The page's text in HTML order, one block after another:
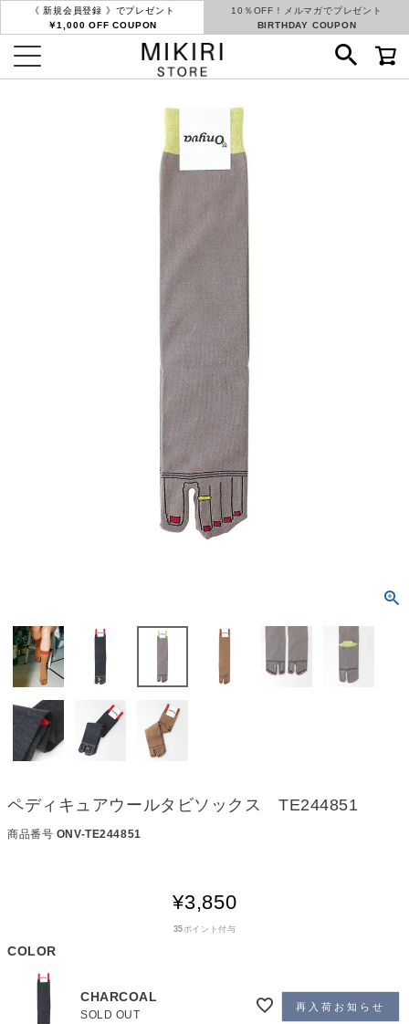
《 新規会員登録 》でプレゼント
￥1,000 OFF COUPON
10％OFF！メルマガでプレゼント
BIRTHDAY COUPON
ペディキュアウールタビソックス TE244851
商品番号 ONV-TE244851
¥3,850
35 ポイント付与
COLOR
CHARCOAL
SOLD OUT
再入荷お知らせ